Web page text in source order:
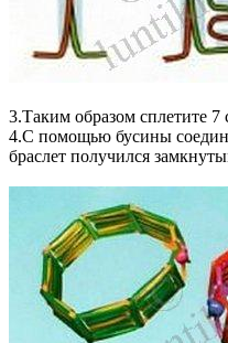
3.Таким образом сплетите 7
4.С помощью бусины
браслет получился